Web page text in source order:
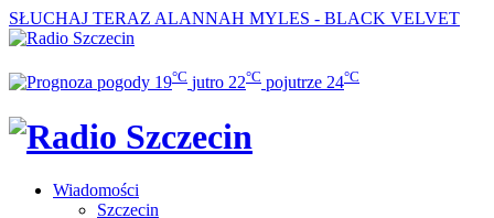
SŁUCHAJ TERAZ ALANNAH MYLES - BLACK VELVET
19°C jutro 22°C pojutrze 24°C
Wiadomości
Szczecin